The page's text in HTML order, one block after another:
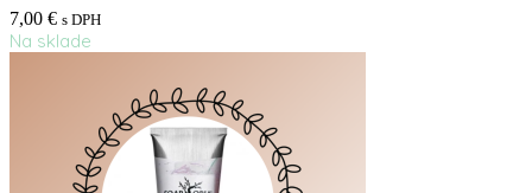
7,00 € s DPH
Na sklade